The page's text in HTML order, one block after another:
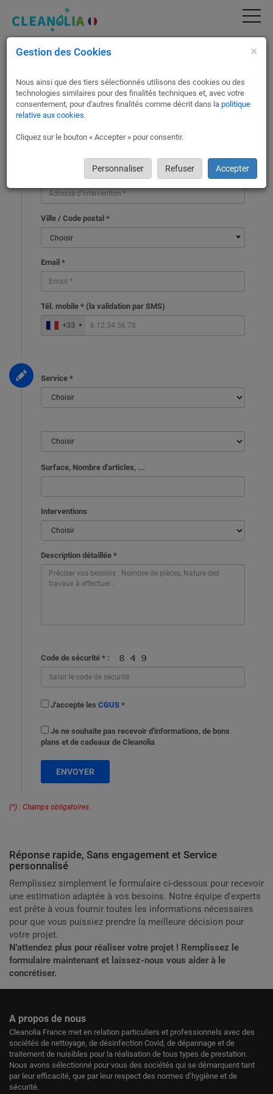
Demander un devis gratuitement
Nom *
Adresse d'intervention *
Ville / Code postal *
Choisir
Email *
Tél. mobile * (la validation par SMS)
+33
Service *
Surface, Nombre d'articles, ...
Interventions
Description détaillée *
Code de sécurité * :
J'accepte les CGUS *
Je ne souhaite pas recevoir d'informations, de bons
plans et de cadeaux de Cleanolia
ENVOYER
(*) : Champs obligatoires
Réponse rapide, Sans engagement et Service
personnalisé
Remplissez simplement le formulaire ci-dessous pour recevoir
une estimation adaptée à vos besoins. Notre équipe d'experts
est prête à vous fournir toutes les informations nécessaires
pour que vous puissiez prendre la meilleure décision pour
votre projet.
N'attendez plus pour réaliser votre projet ! Remplissez le
formulaire maintenant et laissez-nous vous aider à le
concrétiser.
A propos de nous
Cleanolia France met en relation particuliers et professionnels avec des
sociétés de nettoyage, de désinfection Covid, de dépannage et de
traitement de nuisibles pour la réalisation de tous types de prestation.
Nous avons sélectionné pour vous des sociétés qui se démarquent tant
par leur efficacité, que par leur respect des normes d’hygiène et de
sécurité.
Gestion des Cookies ×
Nous ainsi que des tiers sélectionnés utilisons des cookies ou des
technologies similaires pour des finalités techniques et, avec votre
consentement, pour d'autres finalités comme décrit dans la politique
relative aux cookies.
Cliquez sur le bouton « Accepter » pour consentir.
Personnaliser Refuser Accepter